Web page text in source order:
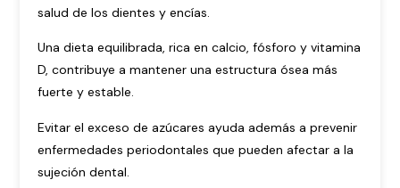
salud de los dientes y encías.
Una dieta equilibrada, rica en calcio, fósforo y vitamina
D, contribuye a mantener una estructura ósea más
fuerte y estable.
Evitar el exceso de azúcares ayuda además a prevenir
enfermedades periodontales que pueden afectar a la
sujeción dental.